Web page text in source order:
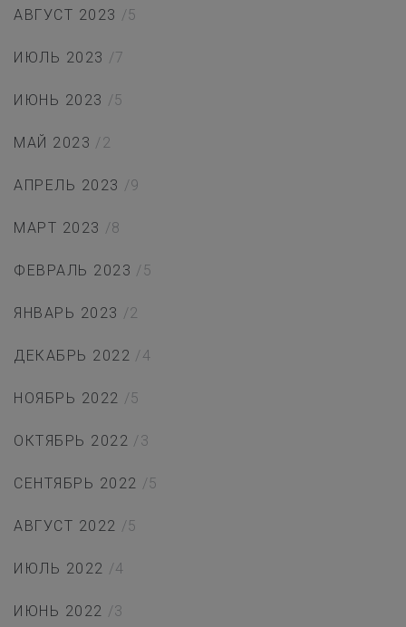
АВГУСТ 2023 /5
ИЮЛЬ 2023 /7
ИЮНЬ 2023 /5
МАЙ 2023 /2
АПРЕЛЬ 2023 /9
МАРТ 2023 /8
ФЕВРАЛЬ 2023 /5
ЯНВАРЬ 2023 /2
ДЕКАБРЬ 2022 /4
НОЯБРЬ 2022 /5
ОКТЯБРЬ 2022 /3
СЕНТЯБРЬ 2022 /5
АВГУСТ 2022 /5
ИЮЛЬ 2022 /4
ИЮНЬ 2022 /3